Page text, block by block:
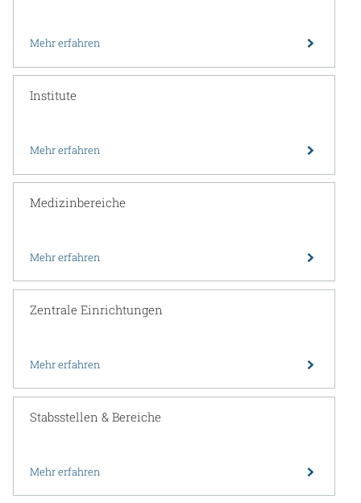
Mehr erfahren
Institute
Mehr erfahren
Medizinbereiche
Mehr erfahren
Zentrale Einrichtungen
Mehr erfahren
Stabsstellen & Bereiche
Mehr erfahren